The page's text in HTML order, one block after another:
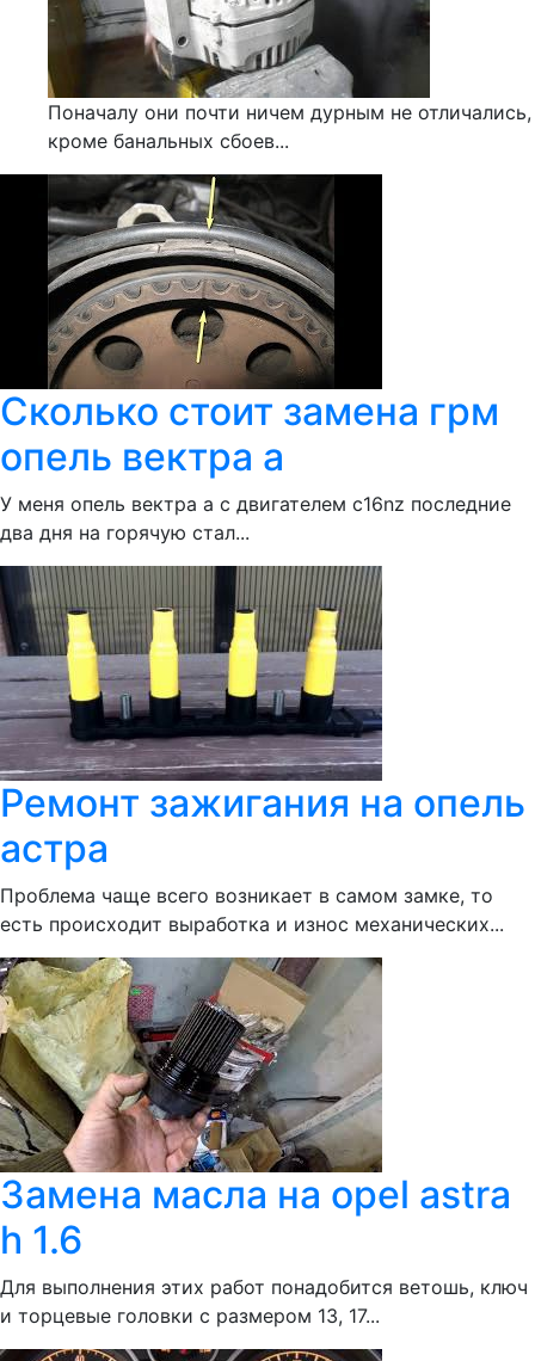
Поначалу они почти ничем дурным не отличались,
кроме банальных сбоев...
Сколько стоит замена грм
опель вектра а
У меня опель вектра а с двигателем c16nz последние
два дня на горячую стал...
Ремонт зажигания на опель
астра
Проблема чаще всего возникает в самом замке, то
есть происходит выработка и износ механических...
Замена масла на opel astra
h 1.6
Для выполнения этих работ понадобится ветошь, ключ
и торцевые головки с размером 13, 17...